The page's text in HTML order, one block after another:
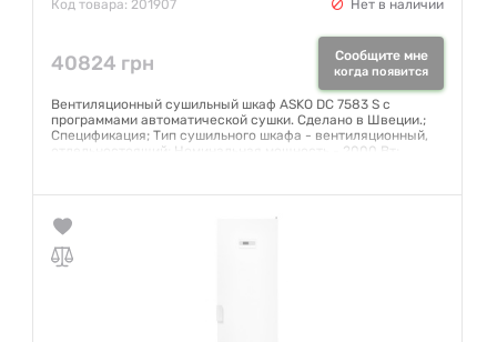
Код товара: 201907 Нет в наличии
40824 грн Сообщите мне
когда появится
Вентиляционный сушильный шкаф ASKO DC 7583 S с
программами автоматической сушки. Сделано в Швеции.;
Спецификация; Тип сушильного шкафа - вентиляционный,
отдельностоящий; Номинальная мощность - 2000 Вт;
3,5 кг; Скорость удаления влаги - 21 г воды/мин; Воздушная
Гарантия: